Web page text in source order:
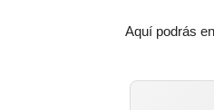
Aquí podrás